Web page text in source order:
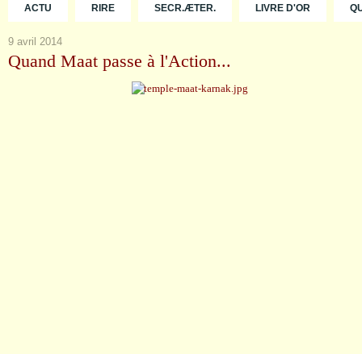
ACTU RIRE SECR.ÆTER. LIVRE D'OR
9 avril 2014
Quand Maat passe à l'Action...